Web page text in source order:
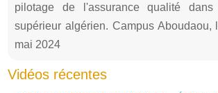
pilotage de l'assurance qualité dans
supérieur algérien. Campus Aboudaou,
mai 2024
Vidéos récentes